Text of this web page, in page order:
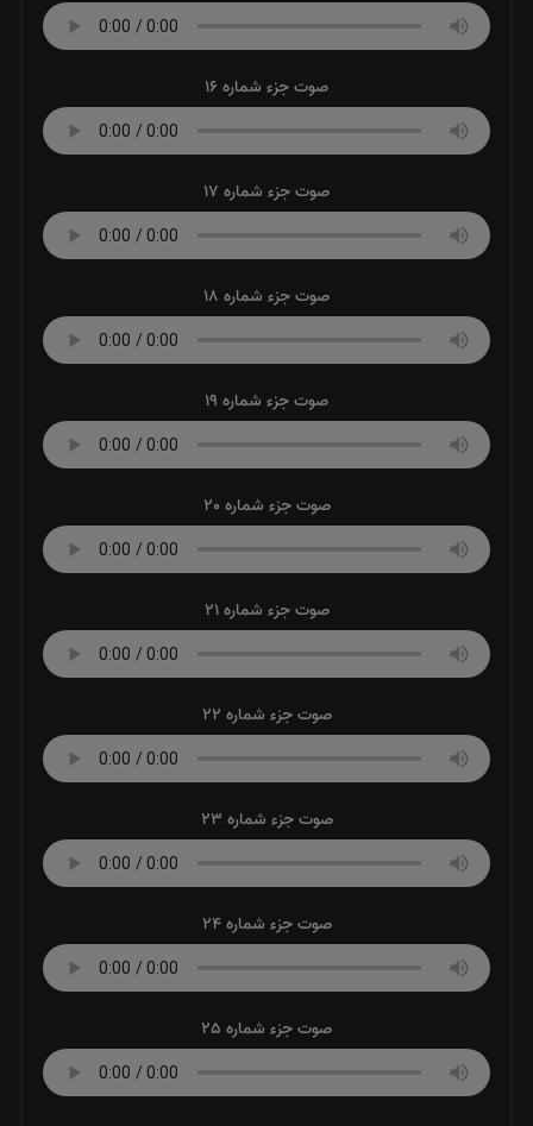
صوت جزء شماره 16
صوت جزء شماره 17
صوت جزء شماره 18
صوت جزء شماره 19
صوت جزء شماره 20
صوت جزء شماره 21
صوت جزء شماره 22
صوت جزء شماره 23
صوت جزء شماره 24
صوت جزء شماره 25